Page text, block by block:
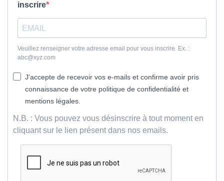
inscrire
Veuillez renseigner votre adresse email pour vous inscrire. Ex. :
abc@xyz.com
J'accepte de recevoir vos e-mails et confirme avoir pris
connaissance de votre politique de confidentialité et
mentions légales.
N.B. : Vous pouvez vous désinscrire à tout moment en
cliquant sur le lien présent dans nos emails.